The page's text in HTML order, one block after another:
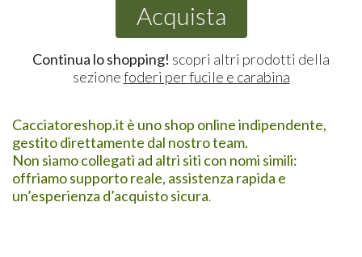
Acquista
Continua lo shopping! scopri altri prodotti della
sezionefoderi per fucile e carabina
Cacciatoreshop.it è uno shop online indipendente,
gestito direttamente dal nostro team.
Non siamo collegati ad altri siti con nomi simili:
offriamo supporto reale, assistenza rapida e
un’esperienza d’acquisto sicura.